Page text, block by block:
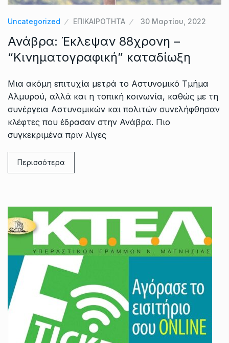
Uncategorized ΕΠΙΚΑΙΡΟΤΗΤΑ 30 Μαρτίου, 2022
Ανάβρα: Έκλεψαν 88χρονη –
“Κινηματογραφική” καταδίωξη
Μια ακόμη επιτυχία μετρά το Αστυνομικό Τμήμα
Αλμυρού, αλλά και η τοπική κοινωνία, καθώς με τη
συνέργεια Αστυνομικών και πολιτών συνελήφθησαν
κλέφτες που έδρασαν στην Ανάβρα. Πιο
συγκεκριμένα πριν λίγες
Περισσότερα